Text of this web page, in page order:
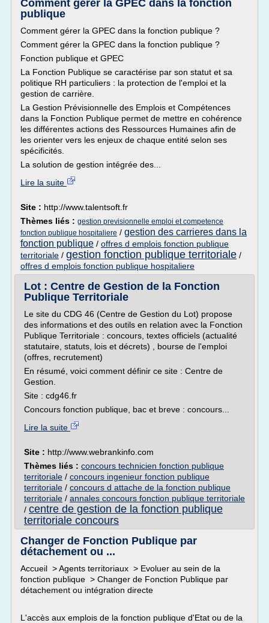
Comment gérer la GPEC dans la fonction
publique
Comment gérer la GPEC dans la fonction publique ?
Comment gérer la GPEC dans la fonction publique ?
Fonction publique et GPEC
La Fonction Publique se caractérise par son statut et sa
politique RH particuliers : la protection de l'emploi et la
gestion de carrière.
La Gestion Prévisionnelle des Emplois et Compétences
dans la Fonction Publique permet de mettre en cohérence
les différentes actions des Ressources Humaines afin de
les orienter vers les enjeux de chaque entité selon ses
spécificités.
La solution de gestion intégrée des...
Lire la suite
Site : http://www.talentsoft.fr
Thèmes liés : gestion previsionnelle emploi et competence
fonction publique hospitaliere / gestion des carrieres dans la
fonction publique / offres d emplois fonction publique
territoriale / gestion fonction publique territoriale /
offres d emplois fonction publique hospitaliere
Lot : Centre de Gestion de la Fonction
Publique Territoriale
Le site du CDG 46 (Centre de Gestion du Lot) propose
des informations et des outils en relation avec la Fonction
Publique Territoriale : concours, textes officiels (actualité
statutaire, statuts, lois et décrets) , bourse de l'emploi
(offres, recrutement)
En résumé, voici comment définir ce site : Centre de
Gestion.
Site : cdg46.fr
Concours fonction publique, bac et breve : concours...
Lire la suite
Site : http://www.webrankinfo.com
Thèmes liés : concours technicien fonction publique
territoriale / concours ingenieur fonction publique
territoriale / concours d attache de la fonction publique
territoriale / annales concours fonction publique territoriale
/ centre de gestion de la fonction publique
territoriale concours
Changer de Fonction Publique par
détachement ou ...
Accueil > Agents territoriaux > Evoluer au sein de la
fonction publique > Changer de Fonction Publique par
détachement ou intégration directe
L'accès aux emplois de la fonction publique d'Etat ou de la